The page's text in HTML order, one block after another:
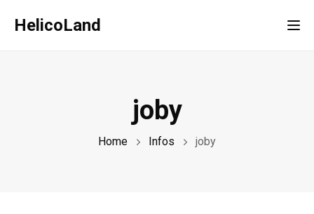
HelicoLand
joby
Home Infos joby